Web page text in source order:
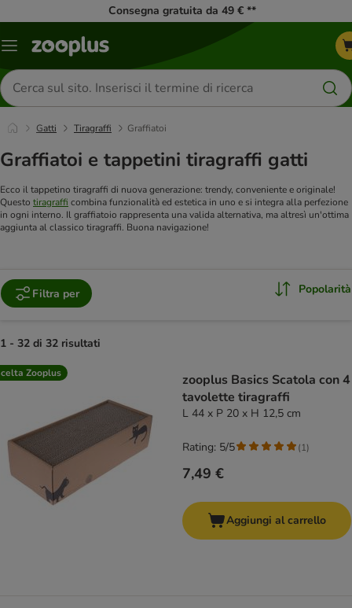
Consegna gratuita da 49 € **
Overview
Cerca
prodotti
Gatti Tiragraffi Graffiatoi
Graffiatoi e tappetini tiragraffi gatti
Ecco il tappetino tiragraffi di nuova generazione: trendy, conveniente e originale!
Questo tiragraffi combina funzionalità ed estetica in uno e si integra alla perfezione
in ogni interno. Il graffiatoio rappresenta una valida alternativa, ma altresì un'ottima
aggiunta al classico tiragraffi. Buona navigazione!
Filtra per Popolarità
1 - 32 di 32 risultati
product items have been changed
Zooplus
zooplus Basics Scatola con 4
tavolette tiragraffi
L 44 x P 20 x H 12,5 cm
7,49 €
Rating: 5/5 (1)
Aggiungi al carrello